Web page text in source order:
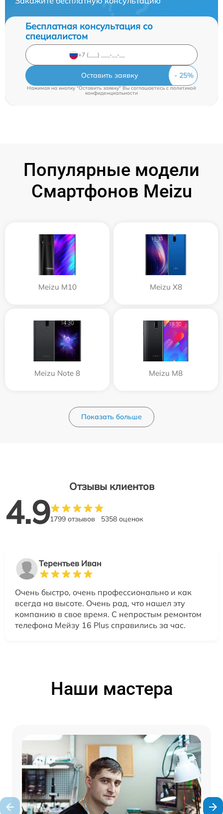
Бесплатная консультация со
специалистом
Оставить заявку
Нажимая на кнопку "Оставить заявку" Вы соглашаетесь cполитикой
конфиденциальности
Популярные модели
Смартфонов Meizu
Meizu M10 Meizu X8
Meizu Note 8 Meizu M8
Показать больше
Отзывы клиентов
4.91799 отзывов 5358 оценок
Терентьев Иван
Очень быстро, очень профессионально и как
всегда на высоте. Очень рад, что нашел эту
компанию в свое время. С непростым ремонтом
телефона Мейзу 16 Plus справились за час.
Наши мастера